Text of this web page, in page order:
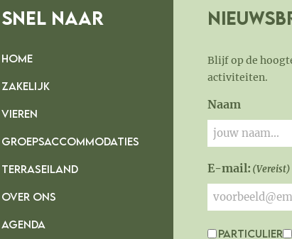
Snel Naar
HOME
ZAKELIJK
VIEREN
GROEPSACCOMMODATIES
TERRASEILAND
OVER ONS
AGENDA
Blijf op de
activiteiten.
Naam
E-mail: (Vereist)
Interesse
Particulier